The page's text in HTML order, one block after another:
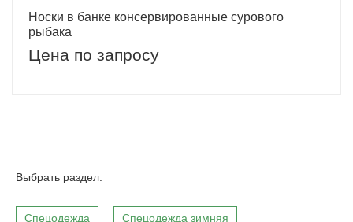
Носки в банке консервированные сурового
рыбака
Цена по запросу
Выбрать раздел:
Спецодежда Спецодежда зимняя